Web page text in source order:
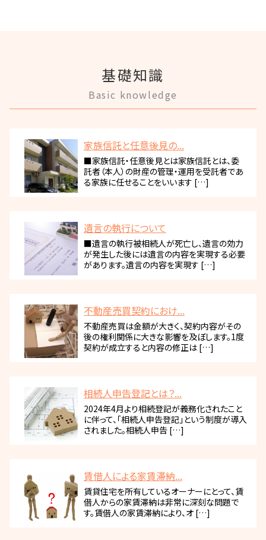
基礎知識
Basic knowledge
家族信託と任意後見の...
■家族信託・任意後見とは家族信託とは、委
託者（本人）の財産の管理・運用を受託者であ
る家族に任せることをいいます […]
遺言の執行について
■遺言の執行被相続人が死亡し、遺言の効力
が発生した後には遺言の内容を実現する必要
があります。遺言の内容を実現す […]
不動産売買契約におけ...
不動産売買は金額が大きく、契約内容がその
後の権利関係に大きな影響を及ぼします。1度
契約が成立すると内容の修正は […]
相続人申告登記とは？...
2024年4月より相続登記が義務化されたこと
に伴って、「相続人申告登記」という制度が導入
されました。相続人申告 […]
賃借人による家賃滞納...
賃貸住宅を所有しているオーナーにとって、賃
借人からの家賃滞納は非常に深刻な問題で
す。賃借人の家賃滞納により、オ […]